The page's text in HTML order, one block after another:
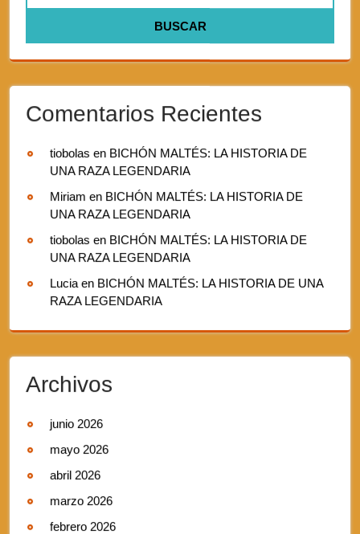
Comentarios Recientes
tiobolas en BICHÓN MALTÉS: LA HISTORIA DE
UNA RAZA LEGENDARIA
Miriam en BICHÓN MALTÉS: LA HISTORIA DE
UNA RAZA LEGENDARIA
tiobolas en BICHÓN MALTÉS: LA HISTORIA DE
UNA RAZA LEGENDARIA
Lucia en BICHÓN MALTÉS: LA HISTORIA DE UNA
RAZA LEGENDARIA
Archivos
junio 2026
mayo 2026
abril 2026
marzo 2026
febrero 2026